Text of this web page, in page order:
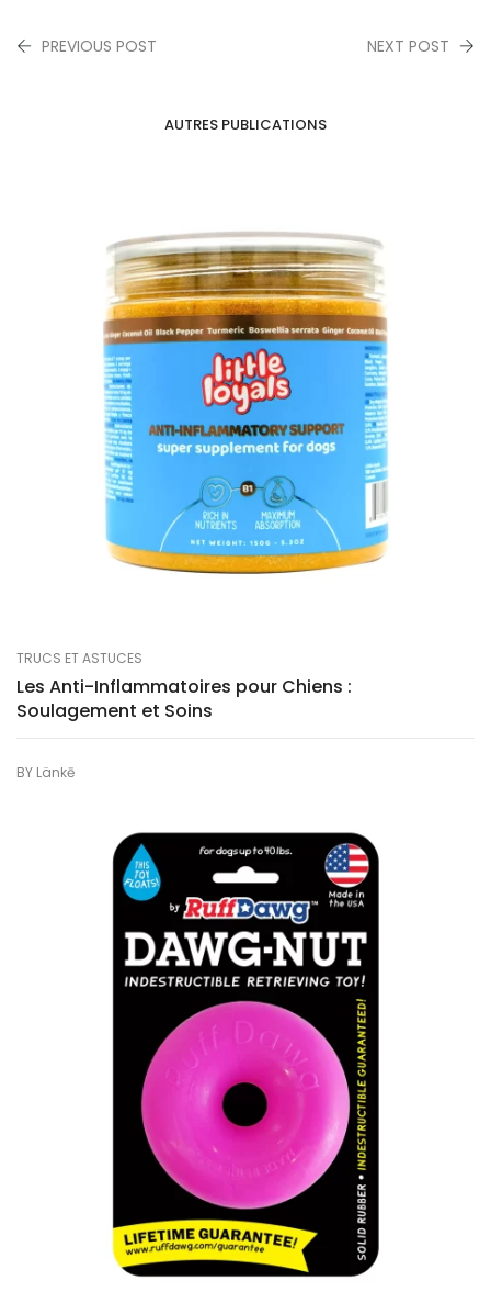
PREVIOUS POST NEXT POST
AUTRES PUBLICATIONS
TRUCS ET ASTUCES
Les Anti-Inflammatoires pour Chiens :
Soulagement et Soins
BY Länkē